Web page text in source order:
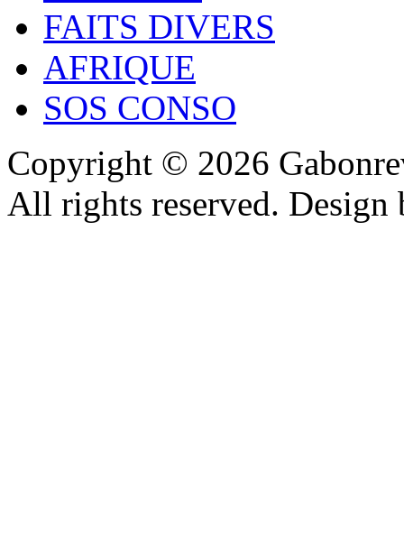
FAITS DIVERS
AFRIQUE
SOS CONSO
Copyright © 2026
All rights reserved.